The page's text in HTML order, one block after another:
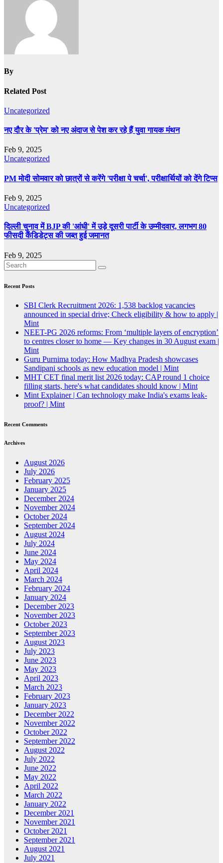
By
Related Post
Uncategorized
नए दौर के 'प्रेम' को नए अंदाज से पेश कर रहे हैं युवा गायक मंथन
Feb 9, 2025
Uncategorized
PM मोदी सोमवार को छात्रों से करेंगे 'परीक्षा पे चर्चा', परीक्षार्थियों को देंगे टिप्स
Feb 9, 2025
Uncategorized
दिल्ली चुनाव में BJP की 'आंधी' में उड़े दूसरी पार्टी के उम्मीदवार, लगभग 80
फीसदी कैंडिडेट्स की जब्त हुई जमानत
Feb 9, 2025
Recent Posts
SBI Clerk Recruitment 2026: 1,538 backlog vacancies
announced in special drive; Check eligibility & how to apply |
Mint
NEET-PG 2026 reforms: From ‘multiple layers of encryption’
to centres closer to home — Key changes in 30 August exam |
Mint
Guru Purnima today: How Madhya Pradesh showcases
Sandipani schools as new education model | Mint
MHT CET final merit list 2026 today: CAP round 1 choice
filling starts, here's what candidates should know | Mint
Mint Explainer | Can technology make India's exams leak-
proof? | Mint
Recent Comments
Archives
August 2026
July 2026
February 2025
January 2025
December 2024
November 2024
October 2024
September 2024
August 2024
July 2024
June 2024
May 2024
April 2024
March 2024
February 2024
January 2024
December 2023
November 2023
October 2023
September 2023
August 2023
July 2023
June 2023
May 2023
April 2023
March 2023
February 2023
January 2023
December 2022
November 2022
October 2022
September 2022
August 2022
July 2022
June 2022
May 2022
April 2022
March 2022
January 2022
December 2021
November 2021
October 2021
September 2021
August 2021
July 2021